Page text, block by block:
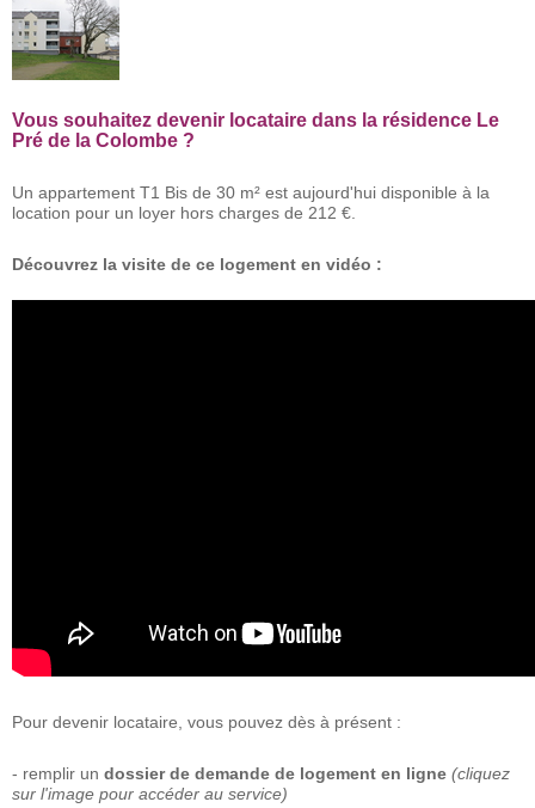
Vous souhaitez devenir locataire dans la résidence Le
Pré de la Colombe ?
Un appartement T1 Bis de 30 m² est aujourd'hui disponible à la
location pour un loyer hors charges de 212 €.
Découvrez la visite de ce logement en vidéo :
Pour devenir locataire, vous pouvez dès à présent :
- remplir un dossier de demande de logement en ligne (cliquez
sur l'image pour accéder au service)